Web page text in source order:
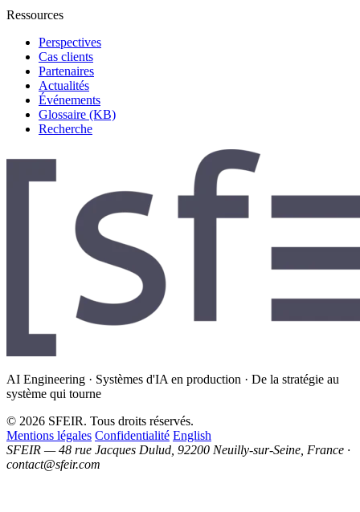
Ressources
Perspectives
Cas clients
Partenaires
Actualités
Événements
Glossaire (KB)
Recherche
AI Engineering · Systèmes d'IA en production · De la stratégie au
système qui tourne
© 2026 SFEIR. Tous droits réservés.
Mentions légales Confidentialité English
SFEIR — 48 rue Jacques Dulud, 92200 Neuilly-sur-Seine, France ·
contact@sfeir.com